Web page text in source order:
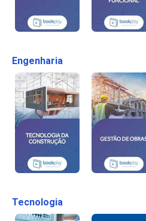
Engenharia
Tecnologia